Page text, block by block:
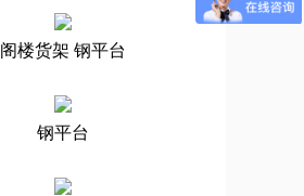
阁楼货架 钢平台
钢平台